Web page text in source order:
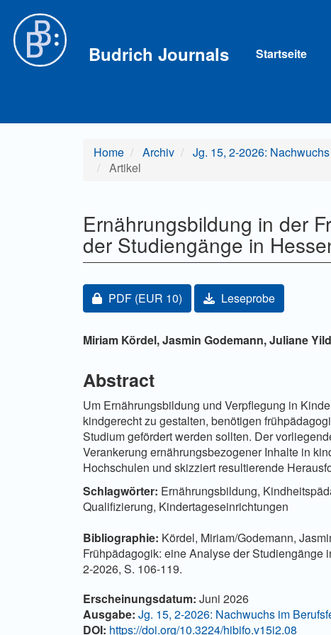
Hauptinhalt
Sidebar
Budrich Journals Startseite
Home Archiv
Jg. 15, 2-2026:
Artikel
Ernährungsbildung in der
der Studiengänge in
Artikel-Sidebar
Zugang für Abonnent/innen oder durch
PDF (EUR 10) Leseprobe
Hauptsächlicher Artikelinhalt
Miriam Kördel,Jasmin Godemann,Juliane
Abstract
Um Ernährungsbildung und Verpflegung in
kindgerecht zu gestalten, benötigen
Studium gefördert werden sollten. Der
Verankerung ernährungsbezogener Inhalte in
Hochschulen und skizziert resultierende
Schlagwörter: Ernährungsbildung,
Qualifizierung, Kindertageseinrichtungen
Bibliographie: Kördel, Miriam/Godemann,
Frühpädagogik: eine Analyse der
2-2026, S. 106-119.
Artikel-Details
Erscheinungsdatum: Juni 2026
Ausgabe: Jg. 15, 2-2026: Nachwuchs im
DOI: https://doi.org/10.3224/hibifo.v15i2.08